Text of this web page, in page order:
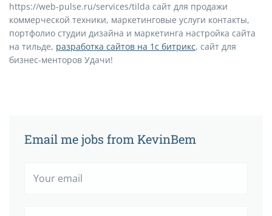
https://web-pulse.ru/services/tilda сайт для продажи
коммерческой техники, маркетинговые услуги контакты,
портфолио студии дизайна и маркетинга настройка сайта
на тильде, разработка сайтов на 1с битрикс, сайт для
бизнес-менторов Удачи!
Email me jobs from KevinBem